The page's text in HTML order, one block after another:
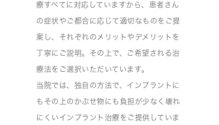
療すべてに対応していますから、患者さん
の症状やご都合に応じて適切なものをご提
案し、それぞれのメリットやデメリットを
丁寧にご説明。その上で、ご希望される治
療法をご選択いただいています。
当院では、独自の方法で、インプラントに
もその上のかぶせ物にも負担が少なく壊れ
にくいインプラント治療をご提供していま